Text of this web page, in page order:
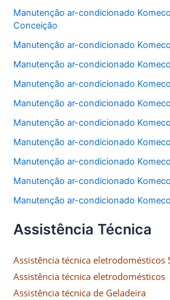
Manutenção ar-condicionado
Conceição
Manutenção ar-condicionado
Manutenção ar-condicionado
Manutenção ar-condicionado
Manutenção ar-condicionado
Manutenção ar-condicionado
Manutenção ar-condicionado
Manutenção ar-condicionado
Manutenção ar-condicionado
Manutenção ar-condicionado
Assistência Técnica
Assistência técnica eletrodomésticos
Assistência técnica eletrodomésticos
Assistência técnica de Geladeira